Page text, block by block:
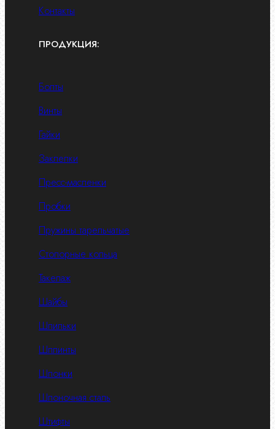
Контакты
ПРОДУКЦИЯ:
Болты
Винты
Гайки
Заклепки
Пресс-масленки
Пробки
Пружины тарельчатые
Стопорные кольца
Такелаж
Шайбы
Шпильки
Шплинты
Шпонки
Шпоночная сталь
Штифты